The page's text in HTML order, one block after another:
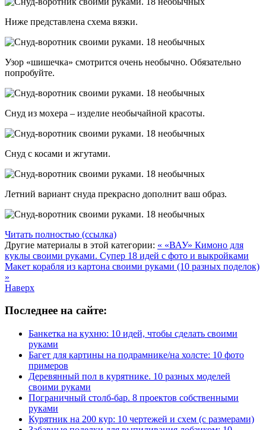
Ниже представлена схема вязки.
Узор «шишечка» смотрится очень необычно. Обязательно
попробуйте.
Снуд из мохера – изделие необычайной красоты.
Снуд с косами и жгутами.
Летний вариант снуда прекрасно дополнит ваш образ.
Читать полностью (ссылка)
Другие материалы в этой категории: « «ВАУ» Кимоно для
куклы своими руками. Супер 18 идей с фото и выкройками
Макет корабля из картона своими руками (10 разных поделок)
»
Наверх
Последнее на сайте:
Банкетка на кухню: 10 идей, чтобы сделать своими
руками
Багет для картины на подрамнике/на холсте: 10 фото
примеров
Деревянный пол в курятнике. 10 разных моделей
своими руками
Пограничный столб-бар. 8 проектов собственными
руками
Курятник на 200 кур: 10 чертежей и схем (с размерами)